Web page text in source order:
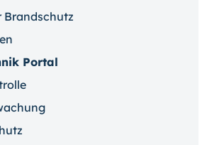
Brandschutz
Portal